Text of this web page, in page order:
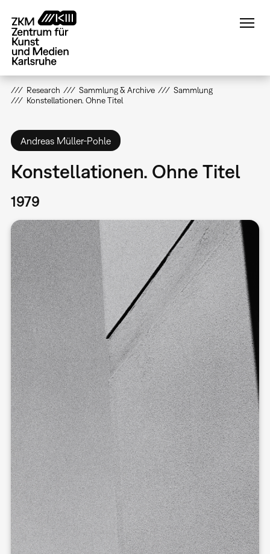
zum
Inhalt
Research Sammlung & Archive
Sammlung
Konstellationen. Ohne Titel
Andreas Müller-Pohle
Konstellationen. Ohne Titel
1979